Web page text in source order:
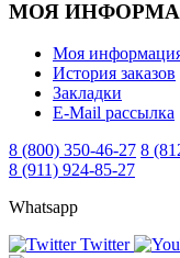
МОЯ
Моя
История заказов
Закладки
E-Mail рассылка
8 (800) 350-46-27 8
8 (911) 924-85-27
Whatsapp
Twitter